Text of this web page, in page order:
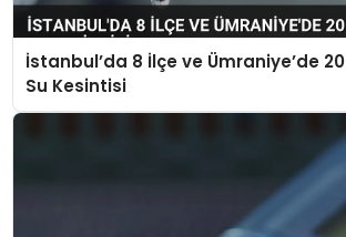
İstanbul’da 8 İlçe ve Ümraniye’de
Su Kesintisi